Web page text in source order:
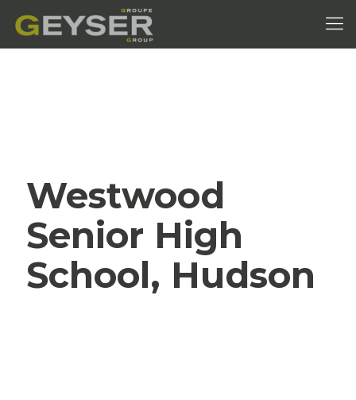
Westwood
Senior High
School, Hudson